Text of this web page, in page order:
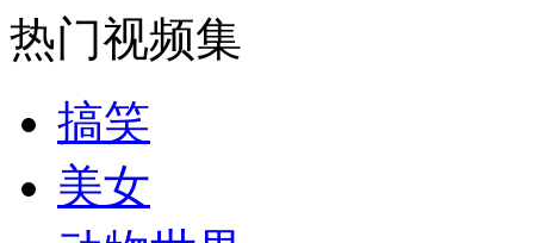
纽约上演“枕头大战”
司机酒驾遇交警 急速倒车逃窜
热门视频集
搞笑
美女